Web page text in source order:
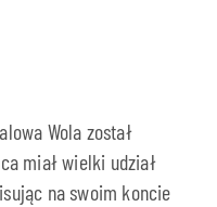
Wola został
miał wielki udział
na swoim koncie